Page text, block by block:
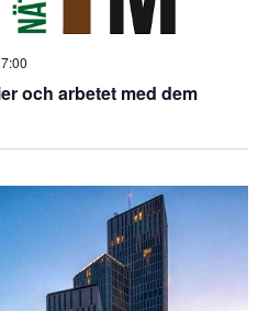
och arbetet med dem